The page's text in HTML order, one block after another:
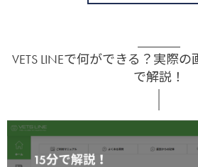
VETS LINEで何ができる？実際
で解説！